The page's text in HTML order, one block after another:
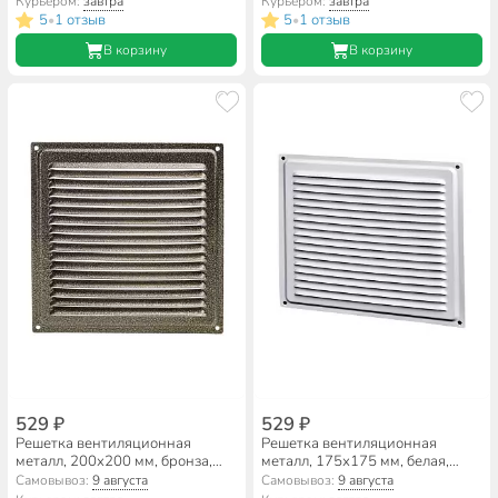
5•1 отзыв
В корзину
5•1 отзыв
В корзину
529 ₽
Решетка вентиляционная
металл, 200х200 мм, бронза,
Event, 2020ВРС
Самовывоз:9 августа
529 ₽
Решетка вентиляционная
металл, 175х175 мм, белая,
Event, 1717ВРС
Самовывоз: 9 августа